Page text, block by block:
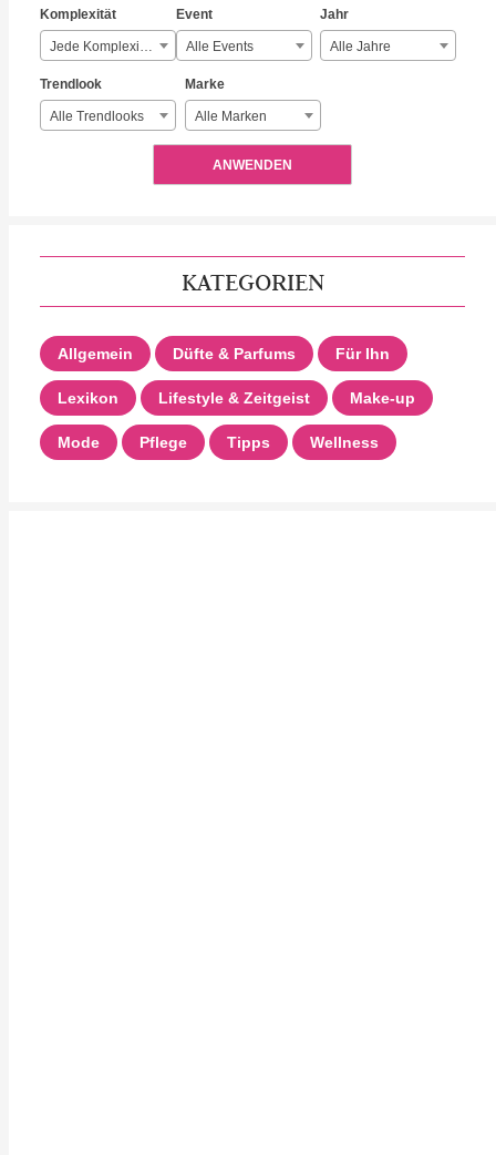
Komplexität
Jede Komplexität
Event
Alle Events
Jahr
Alle Jahre
Trendlook
Alle Trendlooks
Marke
Alle Marken
ANWENDEN
KATEGORIEN
Allgemein Düfte & Parfums Für Ihn
Lexikon Lifestyle & Zeitgeist Make-up
Mode Pflege Tipps Wellness